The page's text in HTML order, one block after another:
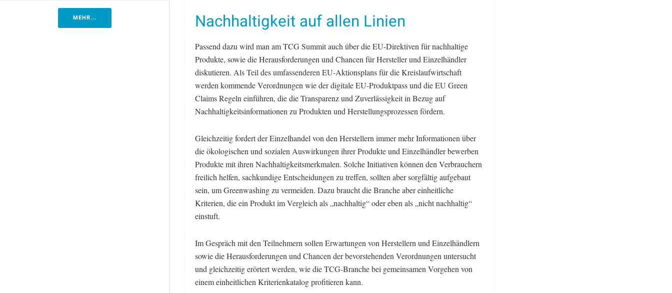
MEHR... Nachhaltigkeit auf allen Linien
Passend dazu wird man am TCG Summit auch über die EU-Direktiven für nachhaltige
Produkte, sowie die Herausforderungen und Chancen für Hersteller und Einzelhändler
diskutieren. Als Teil des umfassenderen EU-Aktionsplans für die Kreislaufwirtschaft
werden kommende Verordnungen wie der digitale EU-Produktpass und die EU Green
Claims Regeln einführen, die die Transparenz und Zuverlässigkeit in Bezug auf
Nachhaltigkeitsinformationen zu Produkten und Herstellungsprozessen fördern.
Gleichzeitig fordert der Einzelhandel von den Herstellern immer mehr Informationen über
die ökologischen und sozialen Auswirkungen ihrer Produkte und Einzelhändler bewerben
Produkte mit ihren Nachhaltigkeitsmerkmalen. Solche Initiativen können den Verbrauchern
freilich helfen, sachkundige Entscheidungen zu treffen, sollten aber sorgfältig aufgebaut
sein, um Greenwashing zu vermeiden. Dazu braucht die Branche aber einheitliche
Kriterien, die ein Produkt im Vergleich als „nachhaltig“ oder eben als „nicht nachhaltig“
einstuft.
Im Gespräch mit den Teilnehmern sollen Erwartungen von Herstellern und Einzelhändlern
sowie die Herausforderungen und Chancen der bevorstehenden Verordnungen untersucht
und gleichzeitig erörtert werden, wie die TCG-Branche bei gemeinsamen Vorgehen von
einem einheitlichen Kriterienkatalog profitieren kann.